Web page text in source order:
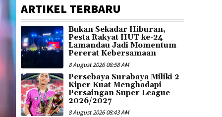
ARTIKEL TERBARU
Bukan Sekadar Hiburan,
Pesta Rakyat HUT ke-24
Lamandau Jadi Momentum
Pererat Kebersamaan
8 August 2026 08:58 AM
Persebaya Surabaya Miliki 2
Kiper Kuat Menghadapi
Persaingan Super League
2026/2027
8 August 2026 08:43 AM